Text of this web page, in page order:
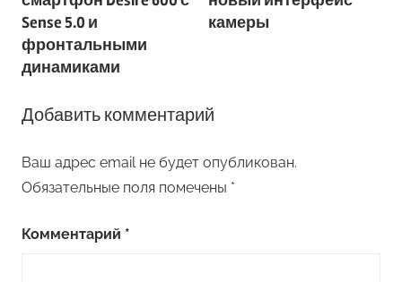
Sense 5.0 и
фронтальными
динамиками
камеры
Добавить комментарий
Ваш адрес email не будет опубликован.
Обязательные поля помечены *
Комментарий *